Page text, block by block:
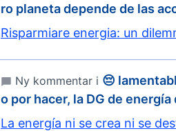
ro planeta depende de las
Risparmiare energia: un
Ny kommentar i 😔
o por hacer, la DG de
La energía ni se crea ni se